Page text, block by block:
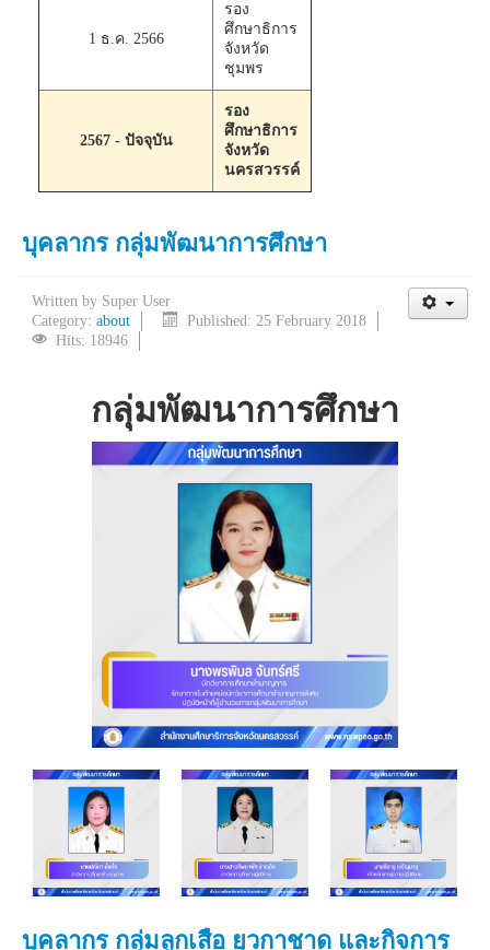
1 ธ.ค. 2566
รอง
ศึกษาธิการ
จังหวัด
ชุมพร
2567 - ปัจจุบัน
รอง
ศึกษาธิการ
จังหวัด
นครสวรรค์
บุคลากร กลุ่มพัฒนาการศึกษา
Written by Super User
Category: about
Published: 25 February 2018
Hits: 18946
กลุ่มพัฒนาการศึกษา
บุคลากร กลุ่มลูกเสือ ยุวกาชาด และกิจการ